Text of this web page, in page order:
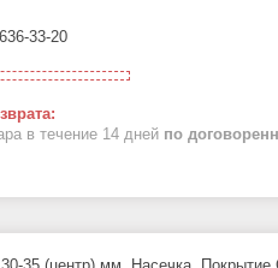
33-20
в течение 14 дней по